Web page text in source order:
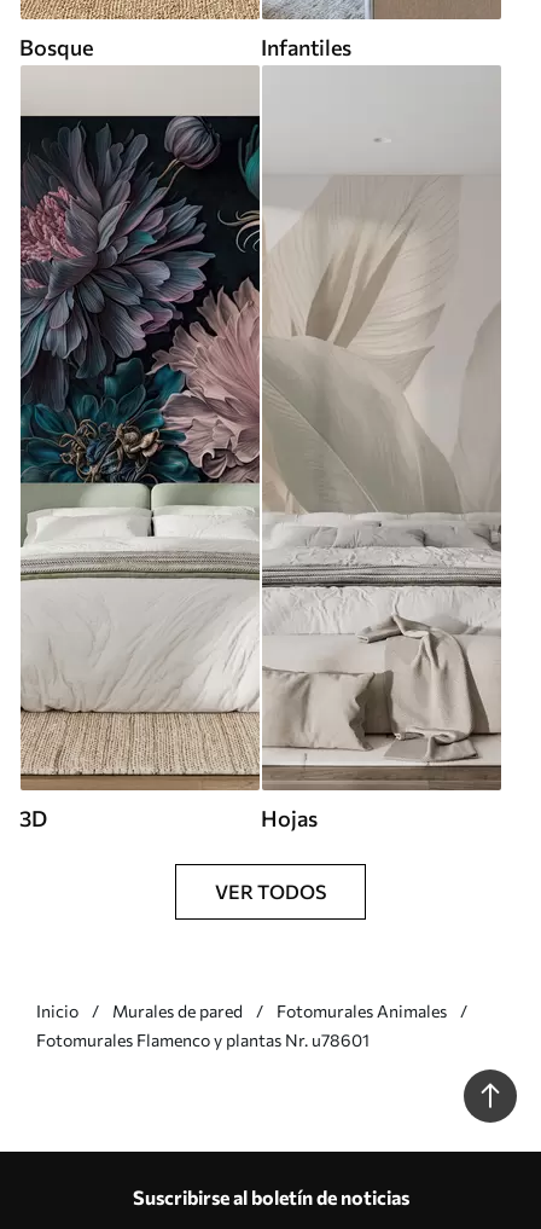
Bosque Infantiles
3D Hojas
VER TODOS
Inicio Murales de pared
Fotomurales Animales
Fotomurales Flamenco y plantas Nr. u78601
Suscribirse al boletín de noticias